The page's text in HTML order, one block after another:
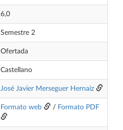
6,0
Semestre 2
Ofertada
Castellano
José Javier Merseguer Hernaiz
Formato web / Formato PDF